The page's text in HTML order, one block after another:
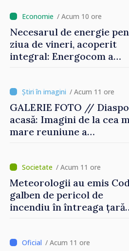
/ Acum 10 ore
Necesarul de energie
ziua de vineri, acoperit
integral: Energocom a
/ Acum 11 ore
GALERIE FOTO //
acasă: Imagini de la cea
mare reuniune a
/ Acum 11 ore
Meteorologii au emis Cod
galben de pericol de
incendiu în întreaga țară
/ Acum 11 ore